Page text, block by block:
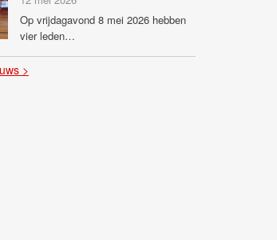
Op vrijdagavond 8 mei 2026 hebben
vier leden…
>